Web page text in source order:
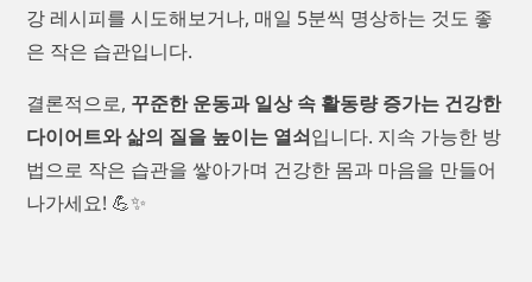
강 레시피를 시도해보거나, 매일 5분씩 명상하는 것도 좋
은 작은 습관입니다.
결론적으로, 꾸준한 운동과 일상 속 활동량 증가는 건강한
다이어트와 삶의 질을 높이는 열쇠입니다. 지속 가능한 방
법으로 작은 습관을 쌓아가며 건강한 몸과 마음을 만들어
나가세요! 💪✨